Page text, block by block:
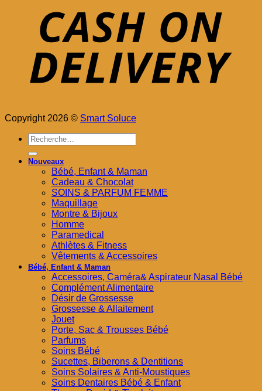
Copyright 2026 © Smart Soluce
Recherche
pour :
Nouveaux
Bébé, Enfant & Maman
Cadeau & Chocolat
SOINS & PARFUM FEMME
Maquillage
Montre & Bijoux
Homme
Paramedical
Athlètes & Fitness
Vêtements & Accessoires
Bébé, Enfant & Maman
Accessoires, Caméra& Aspirateur Nasal Bébé
Complément Alimentaire
Désir de Grossesse
Grossesse & Allaitement
Jouet
Porte, Sac & Trousses Bébé
Parfums
Soins Bébé
Sucettes, Biberons & Dentitions
Soins Solaires & Anti-Moustiques
Soins Dentaires Bébé & Enfant